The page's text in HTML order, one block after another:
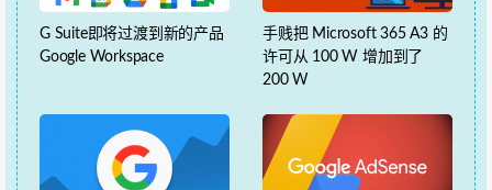
G Suite即将过渡到新的产品
Google Workspace
手贱把 Microsoft 365 A3 的
许可从 100 W 增加到了
200 W